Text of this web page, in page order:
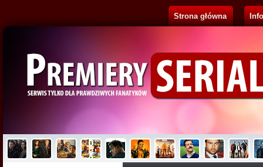
Strona główna
Pluribus
Brak opisu...